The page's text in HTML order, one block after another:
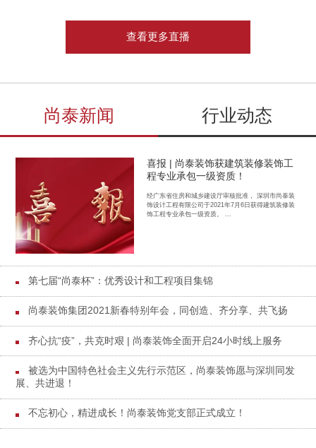
查看更多直播
尚泰新闻 行业动态
喜报 | 尚泰装饰获建筑装修装饰工
程专业承包一级资质！
经广东省住房和城乡建设厅审核批准， 深圳市尚泰装
饰设计工程有限公司于2021年7月6日获得建筑装修装
饰工程专业承包一级资质。 ...
第七届“尚泰杯”：优秀设计和工程项目集锦
尚泰装饰集团2021新春特别年会，同创造、齐分享、共飞扬
齐心抗“疫”，共克时艰 | 尚泰装饰全面开启24小时线上服务
被选为中国特色社会主义先行示范区，尚泰装饰愿与深圳同发
展、共进退！
不忘初心，精进成长！尚泰装饰党支部正式成立！